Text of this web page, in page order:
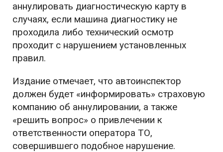
аннулировать диагностическую карту в
случаях, если машина диагностику не
проходила либо технический осмотр
проходит с нарушением установленных
правил.
Издание отмечает, что автоинспектор
должен будет «информировать» страховую
компанию об аннулировании, а также
«решить вопрос» о привлечении к
ответственности оператора ТО,
совершившего подобное нарушение.